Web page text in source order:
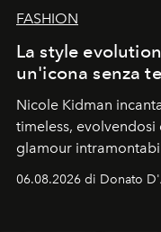
FASHION
La style
un'icona senza
Nicole Kidman
timeless, evolvendosi
glamour
Italia la sua style
06.08.2026 di Donato